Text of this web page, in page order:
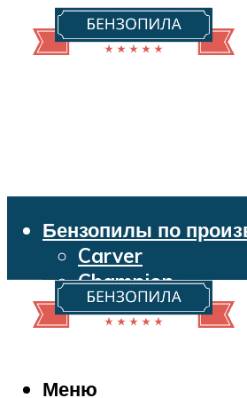
Бензопилы по
Carver
Champion
Echo
Husqvarna
Makita
Меню